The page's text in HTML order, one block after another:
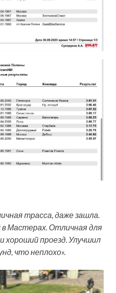
трасса, даже зашла.
в Мастерах. Отличная для
хороший проезд. Улучшил
что неплохо».